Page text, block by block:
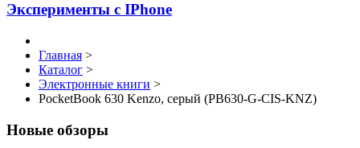
Эксперименты с IPhone
Главная >
Каталог >
Электронные книги >
PocketBook 630 Kenzo, серый (PB630-G-CIS-KNZ)
Новые обзоры